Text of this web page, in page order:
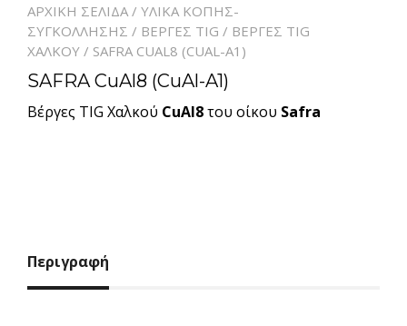
ΑΡΧΙΚΉ ΣΕΛΊΔΑ/ ΥΛΙΚΑ ΚΟΠΗΣ-
ΣΥΓΚΟΛΛΗΣΗΣ / ΒΈΡΓΕΣ TIG / ΒΈΡΓΕΣ TIG
ΧΑΛΚΟΎ / SAFRA CUAL8 (CUAL-A1)
SAFRA CuAl8 (CuAl-A1)
Βέργες TIG Χαλκού CuAl8του οίκου Safra
Περιγραφή